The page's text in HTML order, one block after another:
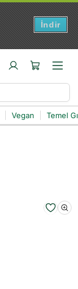
Vegan Temel
İndir